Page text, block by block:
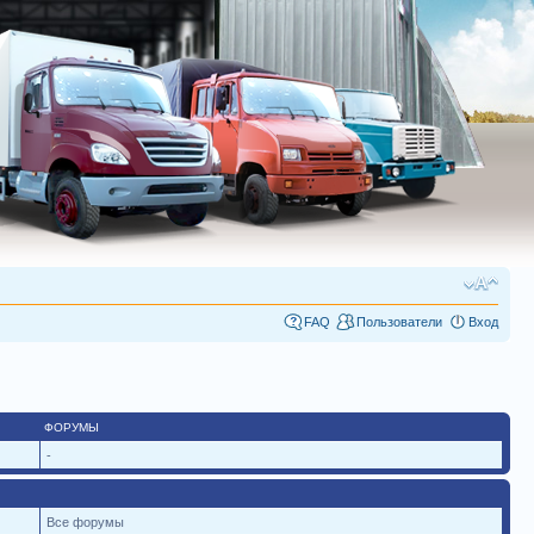
FAQ Пользователи Вход
ФОРУМЫ
-
Все форумы